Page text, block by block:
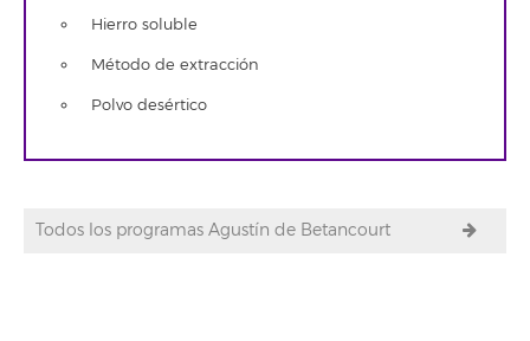
Hierro soluble
Método de extracción
Polvo desértico
Todos los programas Agustín de Betancourt